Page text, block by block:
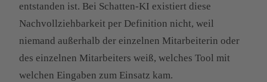
entstanden ist. Bei Schatten-KI existiert diese
Nachvollziehbarkeit per Definition nicht, weil
niemand außerhalb der einzelnen Mitarbeiterin oder
des einzelnen Mitarbeiters weiß, welches Tool mit
welchen Eingaben zum Einsatz kam.